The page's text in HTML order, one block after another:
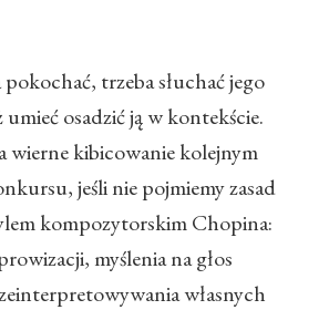
trzeba słuchać jego
osadzić ją w kontekście.
wierne kibicowanie kolejnym
jeśli nie pojmiemy zasad
kompozytorskim Chopina:
myślenia na głos
własnych